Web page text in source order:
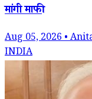
मांगी माफी
Aug 05, 2026 •
INDIA